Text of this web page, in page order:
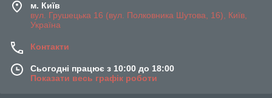
м. Київ
вул. Грушецька 16 (вул. Полковника Шутова, 16), Київ,
Україна
Контакти
Сьогодні працює з 10:00 до 18:00
Показати весь графік роботи